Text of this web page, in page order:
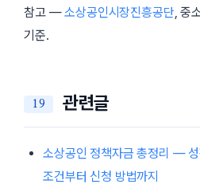
참고 —소상공인시장진흥공단 , 중
기준.
관련글
소상공인 정책자금 총정리 — 성
조건부터 신청 방법까지